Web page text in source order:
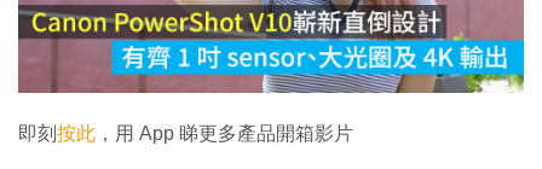
放
影
片
即刻 按此 ，用 App 睇更多產品開箱影片